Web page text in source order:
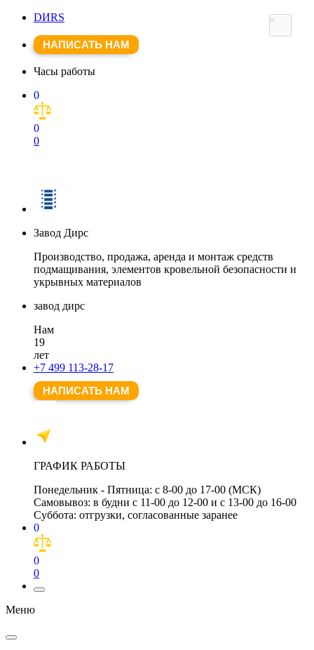
DИRS
НАПИСАТЬ НАМ
Часы работы
0
0
0
Завод Дирс
Производство, продажа, аренда и монтаж средств
подмащивания, элементов кровельной безопасности и
укрывных материалов
завод дирс
Нам
19
лет
+7 499 113-28-17
НАПИСАТЬ НАМ
ГРАФИК РАБОТЫ
Понедельник - Пятница: с 8-00 до 17-00 (МСК)
Самовывоз: в будни с 11-00 до 12-00 и с 13-00 до 16-00
Суббота: отгрузки, согласованные заранее
0
0
0
Меню
×